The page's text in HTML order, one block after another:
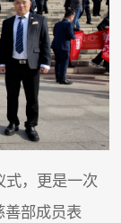
式，更是一次
善部成员表